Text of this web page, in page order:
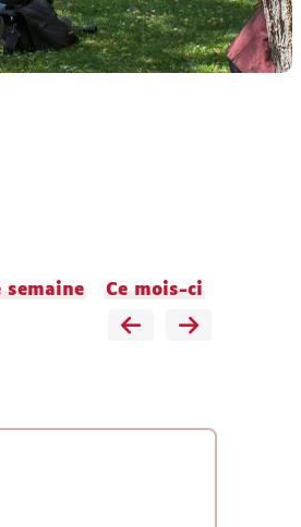
semaine Ce mois-ci